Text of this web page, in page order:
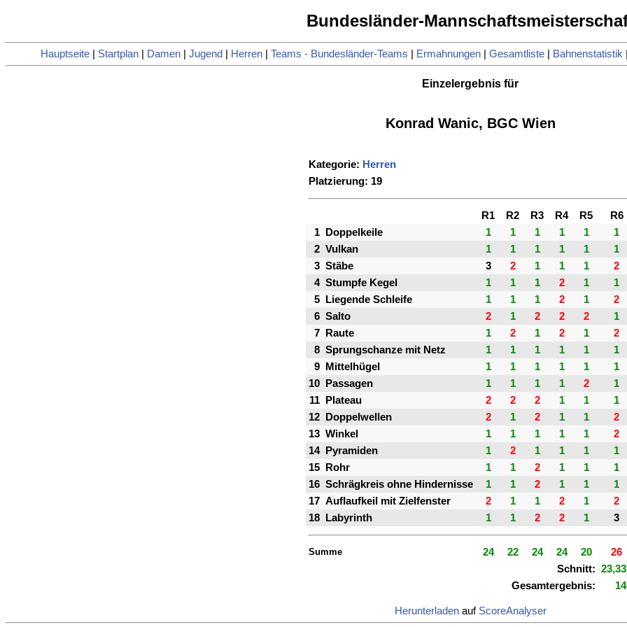
Bundesländer-
Hauptseite Startplan Damen Jugend Herren Teams - Bundesländer-Teams Ermahnungen Gesamtliste Bahnenstatistik
Einzelergebnis für
Konrad Wanic, BGC Wien
Kategorie: Herren
Platzierung: 19
R1 R2 R3 R4 R5
R6
1
Doppelkeile 1 1 1 1 1
1
2 Vulkan 1 1 1 1 1
1
3 Stäbe 3 2 1 1 1
2
4 Stumpfe Kegel 1 1 1 2 1
1
5
Liegende Schleife 1 1 1 2 1
2
6 Salto 2 1 2 2 2
1
7
Raute 1 2 1 2 1
2
8 Sprungschanze mit Netz 1 1 1 1 1
1
9
Mittelhügel 1 1 1 1 1
1
10
Passagen 1 1 1 1 2
1
11
Plateau 2 2 2 1 1
1
12
Doppelwellen 2 1 2 1 1
2
13 Winkel 1 1 1 1 1
2
14
Pyramiden 1 2 1 1 1
1
15
Rohr 1 1 2 1 1
1
16 Schrägkreis ohne Hindernisse 1 1 2 1 1
1
17 Auflaufkeil mit Zielfenster 2 1 1 2 1
2
18
Labyrinth 1 1 2 2 1 3
Summe 24 22 24 24 20
26
Schnitt:
Gesamtergebnis:
Herunterladenauf ScoreAnalyser